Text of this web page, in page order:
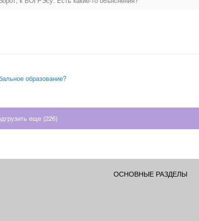
образование?
еще (226)
ОСНОВНЫЕ РАЗДЕЛЫ